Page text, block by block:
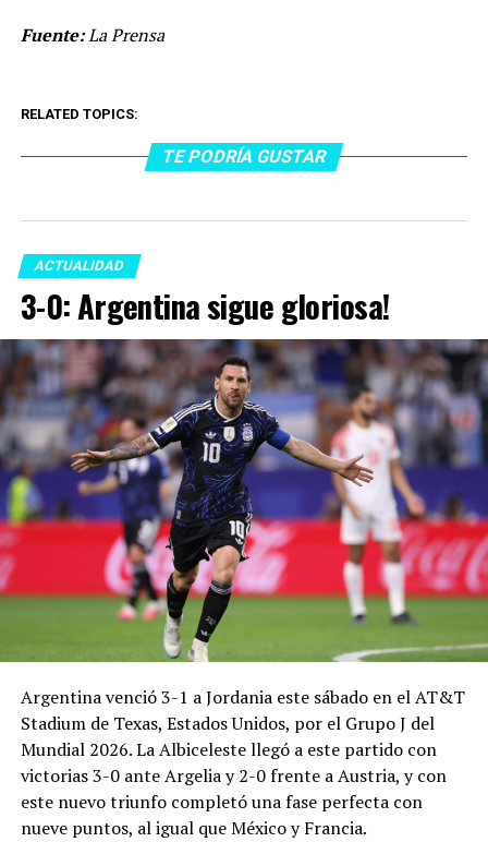
Fuente:La Prensa
RELATED TOPICS:
TE PODRÍA GUSTAR
ACTUALIDAD
3-0: Argentina sigue gloriosa!
Argentina venció 3-1 a Jordania este sábado en el AT&T
Stadium de Texas, Estados Unidos, por el Grupo J del
Mundial 2026. La Albiceleste llegó a este partido con
victorias 3-0 ante Argelia y 2-0 frente a Austria, y con
este nuevo triunfo completó una fase perfecta con
nueve puntos, al igual que México y Francia.